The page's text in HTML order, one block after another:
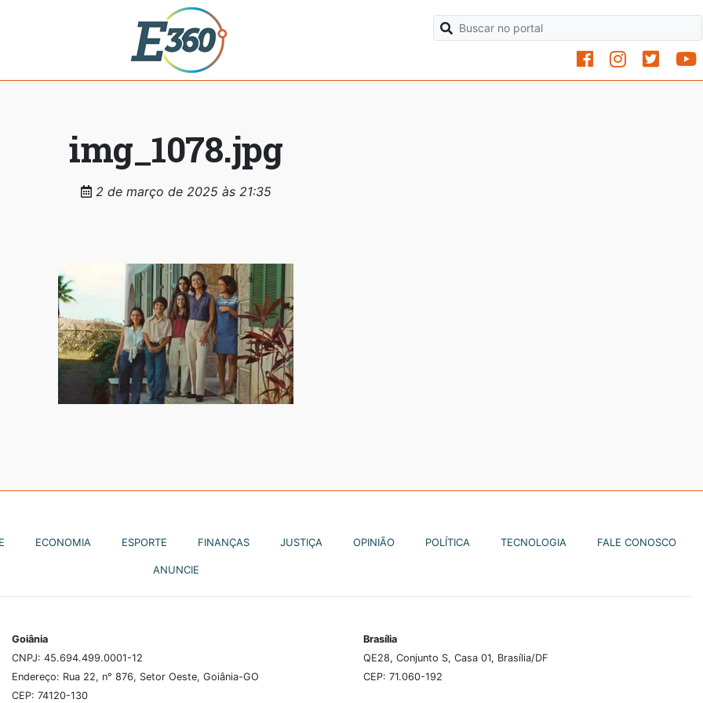
img_1078.jpg
2 de março de 2025 às 21:35
ECONOMIA ESPORTE FINANÇAS JUSTIÇA OPINIÃO POLÍTICA TECNOLOGIA FALE CONOSCO
ANUNCIE
Goiânia
CNPJ: 45.694.499.0001-12
Endereço: Rua 22, n° 876, Setor Oeste, Goiânia-GO
CEP: 74120-130
Brasília
QE28, Conjunto S, Casa 01, Brasília/DF
CEP: 71.060-192